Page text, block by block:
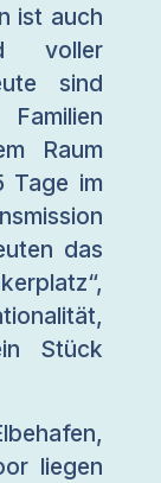
ist auch
voller
sind
Raum
Tage im
das
Stück
liegen